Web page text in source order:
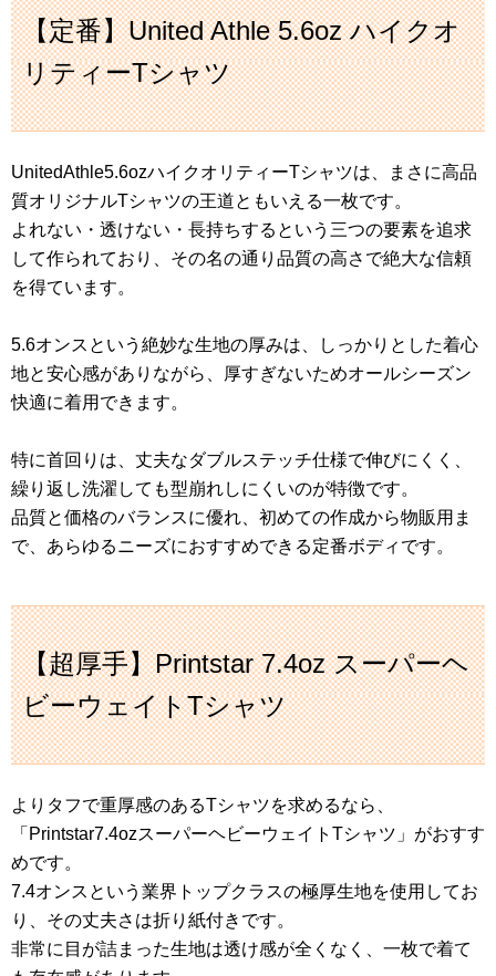
【定番】United Athle 5.6oz ハイクオ
リティーTシャツ
UnitedAthle5.6ozハイクオリティーTシャツは、まさに高品
質オリジナルTシャツの王道ともいえる一枚です。
よれない・透けない・長持ちするという三つの要素を追求
して作られており、その名の通り品質の高さで絶大な信頼
を得ています。
5.6オンスという絶妙な生地の厚みは、しっかりとした着心
地と安心感がありながら、厚すぎないためオールシーズン
快適に着用できます。
特に首回りは、丈夫なダブルステッチ仕様で伸びにくく、
繰り返し洗濯しても型崩れしにくいのが特徴です。
品質と価格のバランスに優れ、初めての作成から物販用ま
で、あらゆるニーズにおすすめできる定番ボディです。
【超厚手】Printstar 7.4oz スーパーヘ
ビーウェイトTシャツ
よりタフで重厚感のあるTシャツを求めるなら、
「Printstar7.4ozスーパーヘビーウェイトTシャツ」がおすす
めです。
7.4オンスという業界トップクラスの極厚生地を使用してお
り、その丈夫さは折り紙付きです。
非常に目が詰まった生地は透け感が全くなく、一枚で着て